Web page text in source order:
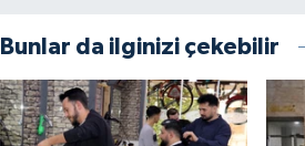
Bunlar da ilginizi çekebilir